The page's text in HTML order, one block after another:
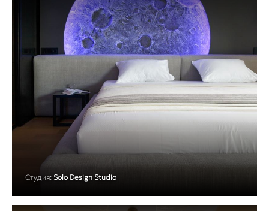
Студия: Solo Design Studio